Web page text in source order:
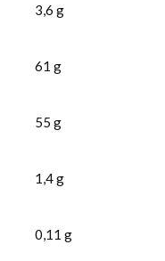
3,6 g
61 g
55 g
1,4g
0,11 g